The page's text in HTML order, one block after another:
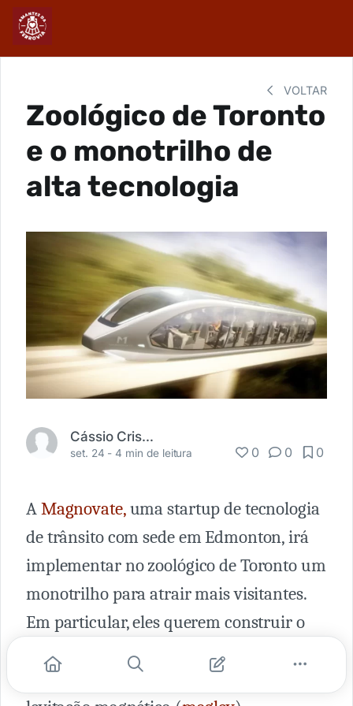
VOLTAR
Zoológico de Toronto
e o monotrilho de
alta tecnologia
Cássio Cristian
set. 24 -4 min de leitura 0 0 0
AMagnovate,uma startup de tecnologia
de trânsito com sede em Edmonton, irá
implementar no zoológico de Toronto um
monotrilho para atrair mais visitantes.
Em particular, eles querem construir o
primeiro trem na América do Norte
usando a tecnologia de trânsito de